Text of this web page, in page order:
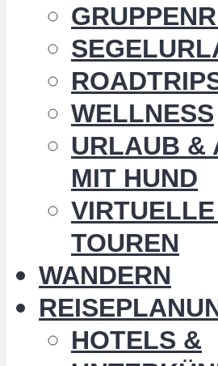
WELLNESS
URLAUB &
MIT HUND
TOUREN
WANDERN
HOTELS &